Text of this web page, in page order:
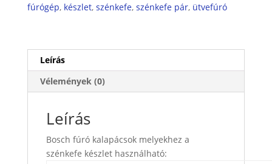
fúrógép, készlet, szénkefe, szénkefe pár, ütvefúró
Leírás
Vélemények (0)
Leírás
Bosch fúró kalapácsok melyekhez a
szénkefe készlet használható: